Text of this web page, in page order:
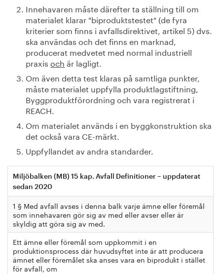
Innehavaren måste därefter ta ställning till om
materialet klarar "biproduktstestet" (de fyra
kriterier som finns i avfallsdirektivet, artikel 5) dvs.
ska användas och det finns en marknad,
producerat medvetet med normal industriell
praxisoch är lagligt.
Om även detta test klaras på samtliga punkter,
måste materialet uppfylla produktlagstiftning,
Byggproduktförordning och vara registrerat i
REACH.
Om materialet används i en byggkonstruktion ska
det också vara CE-märkt.
Uppfyllandet av andra standarder.
Miljöbalken (MB) 15 kap. Avfall Definitioner – uppdaterat
sedan 2020
1 § Med avfall avses i denna balk varje ämne eller föremål
som innehavaren gör sig av med eller avser eller är
skyldig att göra sig av med.
Ett ämne eller föremål som uppkommit i en
produktionsprocess där huvudsyftet inte är att producera
ämnet eller föremålet ska anses vara en biprodukt i stället
för avfall, om